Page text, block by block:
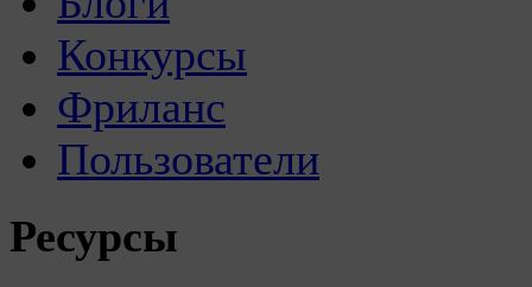
Конкурсы
Фриланс
Пользователи
Ресурсы